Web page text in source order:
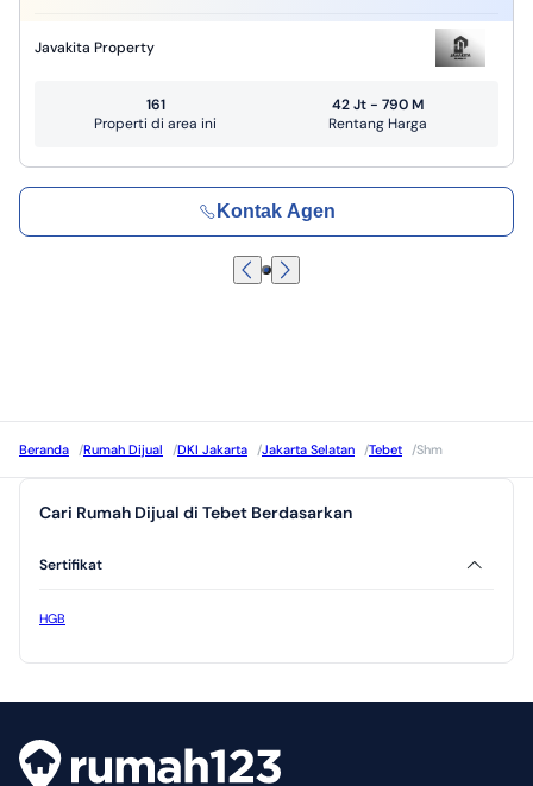
Javakita Property
161
Properti di area ini
42 Jt - 790 M
Rentang Harga
Kontak Agen
Beranda /Rumah Dijual /DKI Jakarta /Jakarta Selatan /Tebet /Shm
Cari Rumah Dijual di Tebet Berdasarkan
Sertifikat
HGB